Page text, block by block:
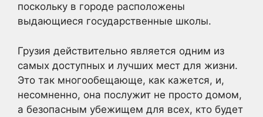
поскольку в городе расположены
выдающиеся государственные школы.
Грузия действительно является одним из
самых доступных и лучших мест для жизни.
Это так многообещающе, как кажется, и,
несомненно, она послужит не просто домом,
а безопасным убежищем для всех, кто будет